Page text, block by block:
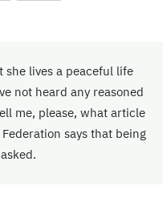
lives a peaceful life
not heard any reasoned
me, please, what article
says that being